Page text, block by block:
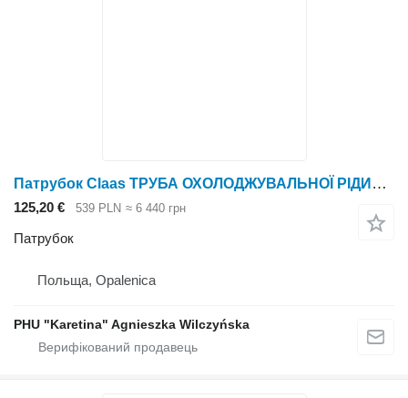
Патрубок Claas ТРУБА ОХОЛОДЖУВАЛЬНОЇ РІДИНИ Lexion 560 0007981250 (двигун Cat c6.6; до зернозбирального комбайна Claas Lexion 560
125,20 € 539 PLN ≈ 6 440 грн
Патрубок
Польща, Opalenica
PHU "Karetina" Agnieszka Wilczyńska